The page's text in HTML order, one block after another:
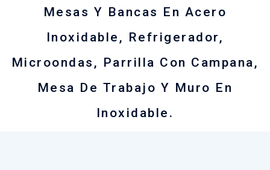
Mesas Y Bancas En Acero
Inoxidable, Refrigerador,
Microondas, Parrilla Con Campana,
Mesa De Trabajo Y Muro En
Inoxidable.